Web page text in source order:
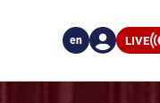
LIVE
en